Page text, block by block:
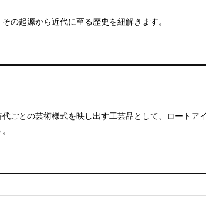
の起源から近代に至る歴史を紐解きます。
ごとの芸術様式を映し出す工芸品として、ロートアイ